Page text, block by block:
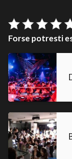
Forse potresti